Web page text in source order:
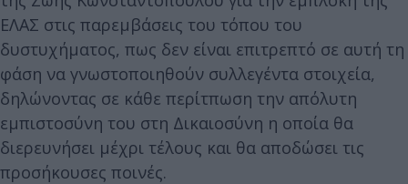
ΕΛΑΣ στις παρεμβάσεις του τόπου του
δυστυχήματος, πως δεν είναι επιτρεπτό σε αυτή τη
φάση να γνωστοποιηθούν συλλεγέντα στοιχεία,
δηλώνοντας σε κάθε περίτπωση την απόλυτη
εμπιστοσύνη του στη Δικαιοσύνη η οποία θα
διερευνήσει μέχρι τέλους και θα αποδώσει τις
προσήκουσες ποινές.